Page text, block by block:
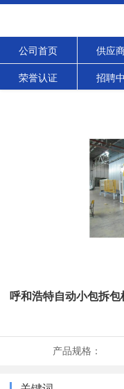
公司首页 供应
荣誉认证 招聘
呼和浩特自动小包拆
产品规格：